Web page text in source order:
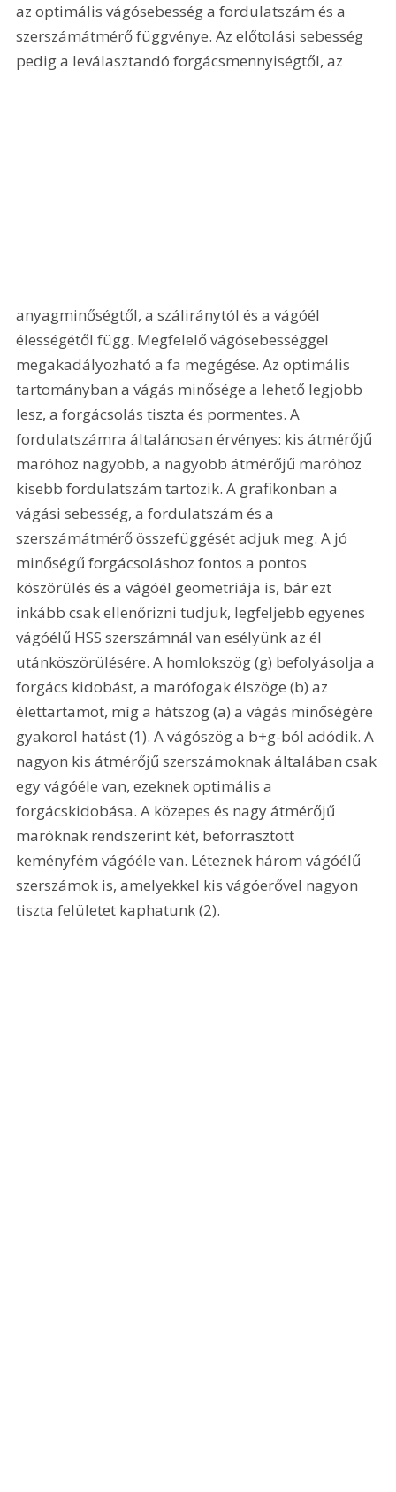
az optimális vágósebesség a fordulatszám és a
szerszámátmérő függvénye. Az előtolási sebesség
pedig a leválasztandó forgácsmennyiségtől, az
anyagminőségtől, a száliránytól és a vágóél
élességétől függ. Megfelelő vágósebességgel
megakadályozható a fa megégése. Az optimális
tartományban a vágás minősége a lehető legjobb
lesz, a forgácsolás tiszta és pormentes. A
fordulatszámra általánosan érvényes: kis átmérőjű
maróhoz nagyobb, a nagyobb átmérőjű maróhoz
kisebb fordulatszám tartozik. A grafikonban a
vágási sebesség, a fordulatszám és a
szerszámátmérő összefüggését adjuk meg. A jó
minőségű forgácsoláshoz fontos a pontos
köszörülés és a vágóél geometriája is, bár ezt
inkább csak ellenőrizni tudjuk, legfeljebb egyenes
vágóélű HSS szerszámnál van esélyünk az él
utánköszörülésére. A homlokszög (g) befolyásolja a
forgács kidobást, a marófogak élszöge (b) az
élettartamot, míg a hátszög (a) a vágás minőségére
gyakorol hatást (1). A vágószög a b+g-ból adódik. A
nagyon kis átmérőjű szerszámoknak általában csak
egy vágóéle van, ezeknek optimális a
forgácskidobása. A közepes és nagy átmérőjű
maróknak rendszerint két, beforrasztott
keményfém vágóéle van. Léteznek három vágóélű
szerszámok is, amelyekkel kis vágóerővel nagyon
tiszta felületet kaphatunk (2).